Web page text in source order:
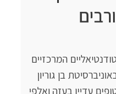
המרכזיים
בן גוריון
טרם נגמרה, 120 חטופים עדיין בעזה ואלפי